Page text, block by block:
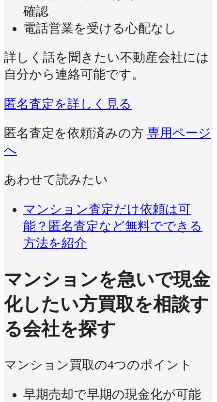
確認
電話営業を受ける心配なし
詳しく話を聞きたい不動産会社には
自分から連絡可能です。
匿名査定を詳しく見る
匿名査定を依頼済みの方 専用ページ
へ
あわせて読みたい
マンション査定だけ依頼は可
能？匿名査定など無料でできる
方法を紹介
マンションを急いで現金
化したい方買取を相談す
る会社を探す
マンション買取の4つのポイント
早期売却で早期の現金化が可能